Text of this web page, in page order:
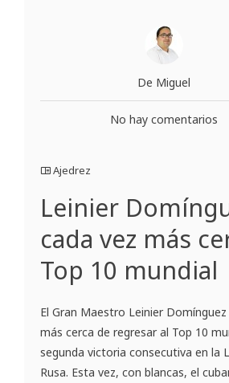
De Miguel
No hay comentarios
Ajedrez
Leinier
cada vez más
Top 10 mundial
El Gran Maestro Leinier
más cerca de regresar al Top 10
segunda victoria consecutiva en la
Rusa. Esta vez, con blancas, el